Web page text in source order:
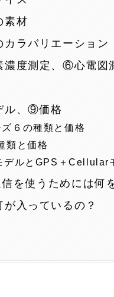
素材
ラバリエーション
度測定、⑥心電図
ル、⑨価格
ズ６の種類と価格
類と価格
デルとGPS＋Cellular
を使うためには何
が入っているの？